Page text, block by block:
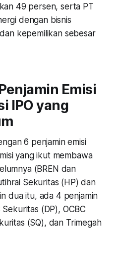
49 persen, serta PT
dengan bisnis
kepemilikan sebesar
Emisi
IPO yang
6 penjamin emisi
yang ikut membawa
(BREN dan
Sekuritas (HP) dan
dua itu, ada 4 penjamin
(DP), OCBC
(SQ), dan Trimegah